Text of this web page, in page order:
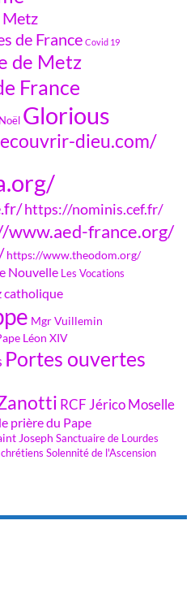
Metz
de France Covid 19
de Metz
France
Glorious
dieu.com/
https://nominis.cef.fr/
www.aed-france.org/
https://www.theodom.org/
Nouvelle Les Vocations
catholique
Mgr Vuillemin
Léon XIV
Portes ouvertes
RCF Jérico Moselle
prière du Pape
Joseph Sanctuaire de Lourdes
Solennité de l'Ascension